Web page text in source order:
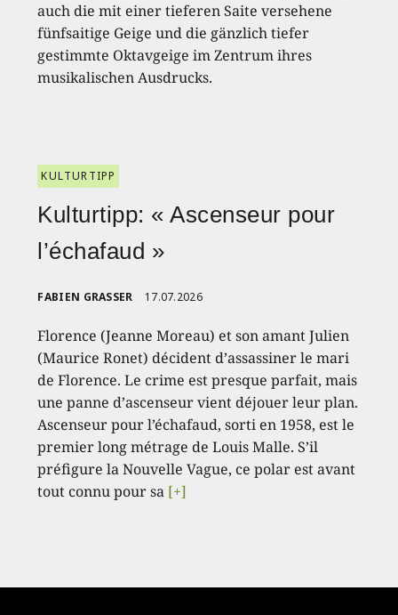
auch die mit einer tieferen Saite versehene
fünfsaitige Geige und die gänzlich tiefer
gestimmte Oktavgeige im Zentrum ihres
musikalischen Ausdrucks.
KULTURTIPP
Kulturtipp: « Ascenseur pour
l’échafaud »
FABIEN GRASSER 17.07.2026
Florence (Jeanne Moreau) et son amant Julien
(Maurice Ronet) décident d’assassiner le mari
de Florence. Le crime est presque parfait, mais
une panne d’ascenseur vient déjouer leur plan.
Ascenseur pour l’échafaud, sorti en 1958, est le
premier long métrage de Louis Malle. S’il
préfigure la Nouvelle Vague, ce polar est avant
tout connu pour sa [+]